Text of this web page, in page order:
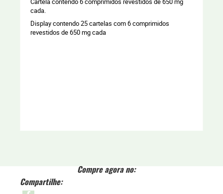
cada.
Display contendo 25 cartelas com 6 comprimidos
revestidos de 650 mg cada
Compartilhe:
Compre agora no: